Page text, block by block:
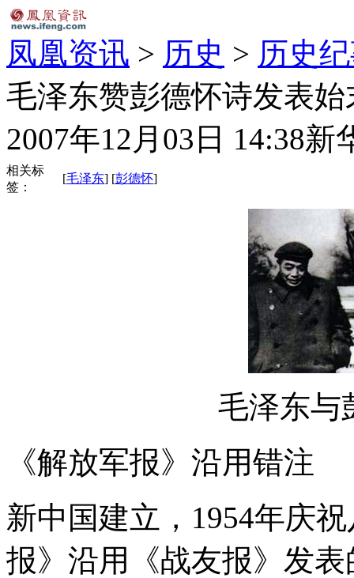
凤凰资讯 > 历史 > 历史
毛泽东赞彭德怀诗发表始
2007年12月03日 14:38新
相关标
签：
[毛泽东] [彭德怀]
毛泽东与
《解放军报》沿用错注
新中国建立，1954年庆
报》沿用《战友报》发